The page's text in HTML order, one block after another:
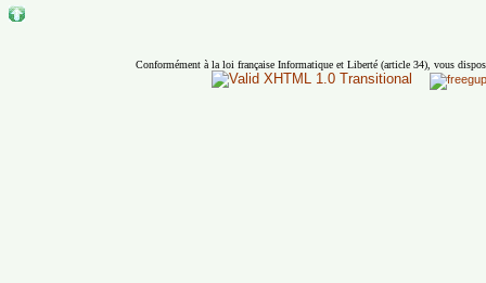
Conformément à la loi française Informatique et Liberté (article 34), vous